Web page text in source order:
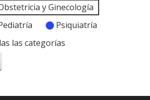
y Ginecología
Psiquiatría
las categorías